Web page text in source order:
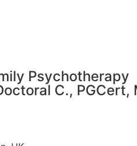
Psychotherapy
C., PGCert,